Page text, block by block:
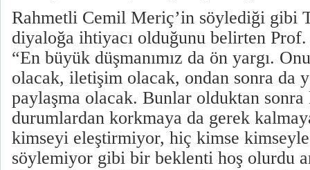
Rahmetli Cemil Meriç’in söylediği gibi
diyaloğa ihtiyacı olduğunu belirten
“En büyük düşmanımız da ön yargı.
olacak, iletişim olacak, ondan sonra da
paylaşma olacak. Bunlar olduktan
durumlardan korkmaya da gerek
kimseyi eleştirmiyor, hiç kimse
söylemiyor gibi bir beklenti hoş olurdu